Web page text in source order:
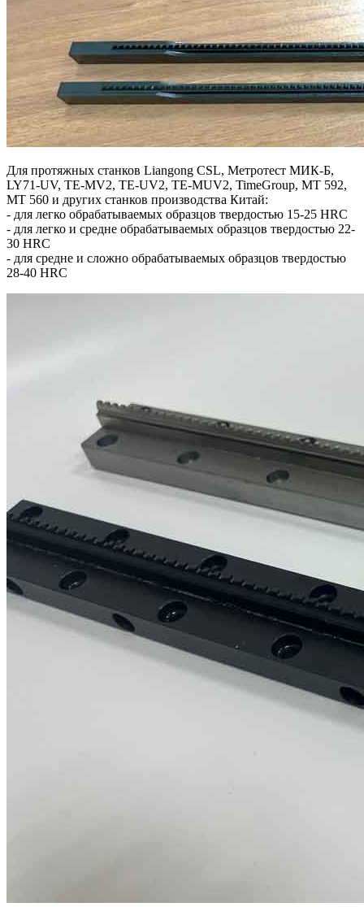
Для протяжных станков Liangong CSL, Метротест МИК-Б,
LY71-UV, TE-MV2, TE-UV2, ТЕ-MUV2, TimeGroup, МТ 592,
МТ 560 и других станков производства Китай:
- для легко обрабатываемых образцов твердостью 15-25 HRC
- для легко и средне обрабатываемых образцов твердостью 22-
30 HRC
- для средне и сложно обрабатываемых образцов твердостью
28-40 HRC